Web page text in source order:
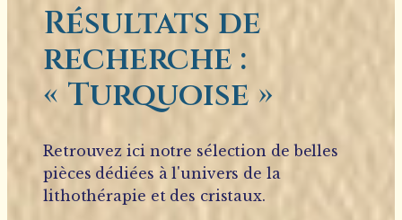
Résultats de
recherche :
« Turquoise »
Retrouvez ici notre sélection de belles
pièces dédiées à l'univers de la
lithothérapie et des cristaux.